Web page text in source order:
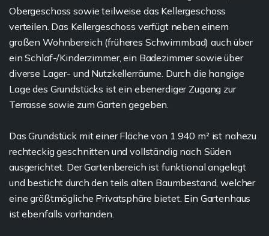
Obergeschoss sowie teilweise das Kellergeschoss
verteilen. Das Kellergeschoss verfügt neben einem
großen Wohnbereich (früheres Schwimmbad) auch über
ein Schlaf-/Kinderzimmer, ein Badezimmer sowie über
diverse Lager- und Nutzkellerräume. Durch die hangige
Lage des Grundstücks ist ein ebenerdiger Zugang zur
Terrasse sowie zum Garten gegeben.
Das Grundstück mit einer Fläche von 1.940 m² ist nahezu
rechteckig geschnitten und vollständig nach Süden
ausgerichtet. Der Gartenbereich ist funktional angelegt
und besticht durch den teils alten Baumbestand, welcher
eine größtmögliche Privatsphäre bietet. Ein Gartenhaus
ist ebenfalls vorhanden.